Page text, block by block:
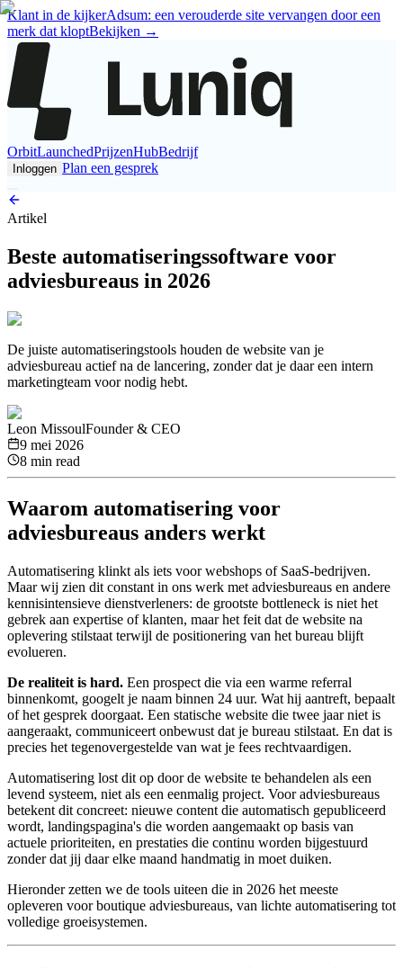
Klant in de kijkerAdsum: een verouderde site vervangen door een
merk dat kloptBekijken →
OrbitLaunchedPrijzenHubBedrijf
Inloggen Plan een gesprek
Artikel
Beste automatiseringssoftware voor
adviesbureaus in 2026
De juiste automatiseringstools houden de website van je
adviesbureau actief na de lancering, zonder dat je daar een intern
marketingteam voor nodig hebt.
Leon MissoulFounder & CEO
9 mei 2026
8 min read
Waarom automatisering voor
adviesbureaus anders werkt
Automatisering klinkt als iets voor webshops of SaaS-bedrijven.
Maar wij zien dit constant in ons werk met adviesbureaus en andere
kennisintensieve dienstverleners: de grootste bottleneck is niet het
gebrek aan expertise of klanten, maar het feit dat de website na
oplevering stilstaat terwijl de positionering van het bureau blijft
evolueren.
De realiteit is hard. Een prospect die via een warme referral
binnenkomt, googelt je naam binnen 24 uur. Wat hij aantreft, bepaalt
of het gesprek doorgaat. Een statische website die twee jaar niet is
aangeraakt, communiceert onbewust dat je bureau stilstaat. En dat is
precies het tegenovergestelde van wat je fees rechtvaardigen.
Automatisering lost dit op door de website te behandelen als een
levend systeem, niet als een eenmalig project. Voor adviesbureaus
betekent dit concreet: nieuwe content die automatisch gepubliceerd
wordt, landingspagina's die worden aangemaakt op basis van
actuele prioriteiten, en prestaties die continu worden bijgestuurd
zonder dat jij daar elke maand handmatig in moet duiken.
Hieronder zetten we de tools uiteen die in 2026 het meeste
opleveren voor boutique adviesbureaus, van lichte automatisering tot
volledige groeisystemen.